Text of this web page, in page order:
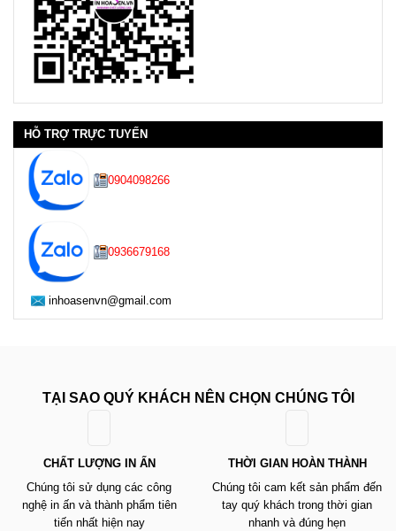
HỖ TRỢ TRỰC TUYẾN
0904098266
0936679168
inhoasenvn@gmail.com
TẠI SAO QUÝ KHÁCH NÊN CHỌN CHÚNG TÔI
CHẤT LƯỢNG IN ẤN
Chúng tôi sử dụng các công
nghệ in ấn và thành phẩm tiên
tiến nhất hiện nay
THỜI GIAN HOÀN THÀNH
Chúng tôi cam kết sản phẩm đến
tay quý khách trong thời gian
nhanh và đúng hẹn